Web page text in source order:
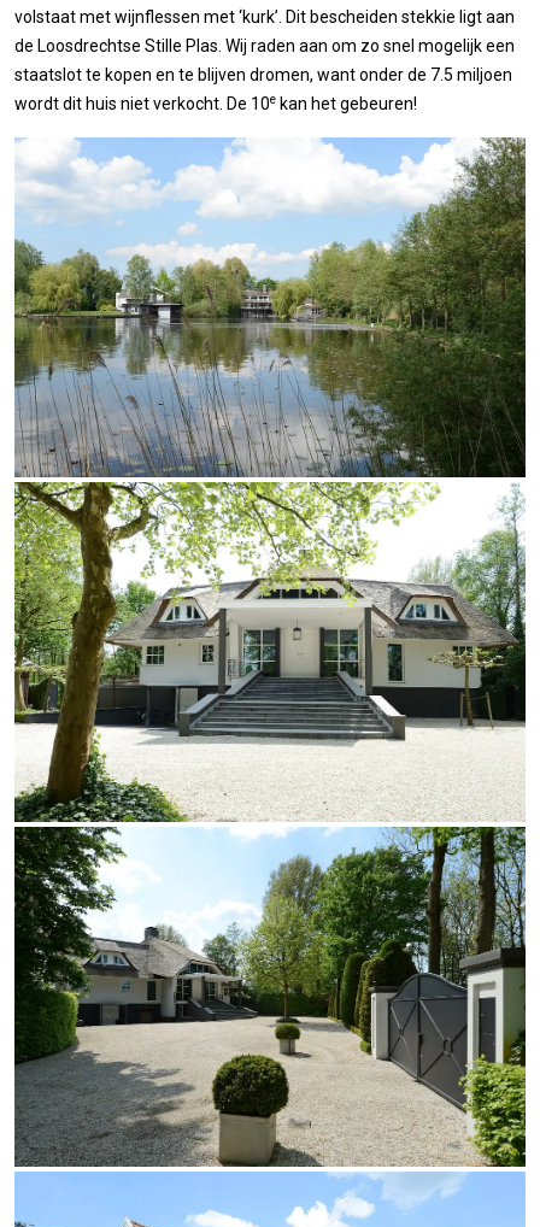
volstaat met wijnflessen met ‘kurk’. Dit bescheiden stekkie ligt aan
de Loosdrechtse Stille Plas. Wij raden aan om zo snel mogelijk een
staatslot te kopen en te blijven dromen, want onder de 7.5 miljoen
wordt dit huis niet verkocht. De 10e kan het gebeuren!